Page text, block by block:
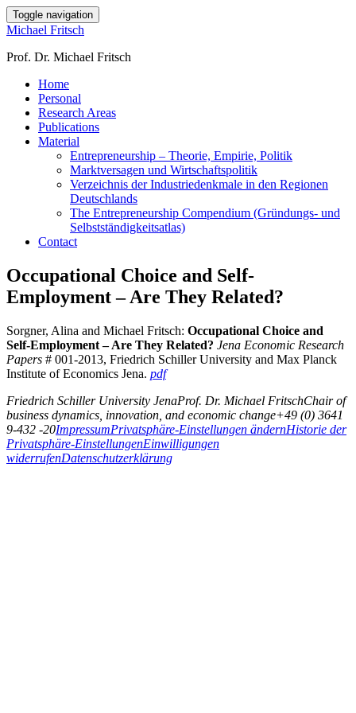
Toggle navigation
Michael Fritsch
Prof. Dr. Michael Fritsch
Home
Personal
Research Areas
Publications
Material
Entrepreneurship – Theorie, Empirie, Politik
Marktversagen und Wirtschaftspolitik
Verzeichnis der Industriedenkmale in den Regionen
Deutschlands
The Entrepreneurship Compendium (Gründungs- und
Selbstständigkeitsatlas)
Contact
Occupational Choice and Self-
Employment – Are They Related?
Sorgner, Alina and Michael Fritsch: Occupational Choice and
Self-Employment – Are They Related? Jena Economic Research
Papers # 001-2013, Friedrich Schiller University and Max Planck
Institute of Economics Jena. pdf
Friedrich Schiller University JenaProf. Dr. Michael FritschChair of
business dynamics, innovation, and economic change+49 (0) 3641
9-432 -20ImpressumPrivatsphäre-Einstellungen ändernHistorie der
Privatsphäre-EinstellungenEinwilligungen
widerrufenDatenschutzerklärung